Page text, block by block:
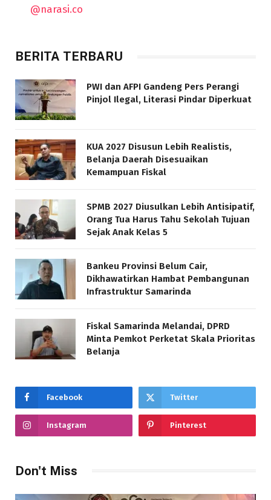
@narasi.co
BERITA TERBARU
PWI dan AFPI Gandeng Pers Perangi
Pinjol Ilegal, Literasi Pindar Diperkuat
KUA 2027 Disusun Lebih Realistis,
Belanja Daerah Disesuaikan
Kemampuan Fiskal
SPMB 2027 Diusulkan Lebih Antisipatif,
Orang Tua Harus Tahu Sekolah Tujuan
Sejak Anak Kelas 5
Bankeu Provinsi Belum Cair,
Dikhawatirkan Hambat Pembangunan
Infrastruktur Samarinda
Fiskal Samarinda Melandai, DPRD
Minta Pemkot Perketat Skala Prioritas
Belanja
Facebook Twitter
Instagram Pinterest
Don't Miss